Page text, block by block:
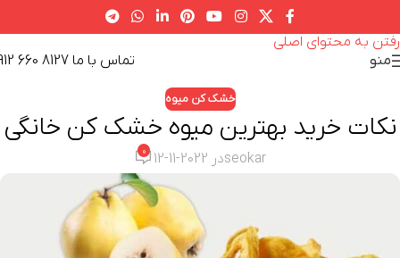
رفتن به محتوای اصلی
منو
تماس با ما 8127 660 0912
خشک کن میوه
نکات خرید بهترین میوه خشک کن خانگی
seokarدر 2022-11-12 0